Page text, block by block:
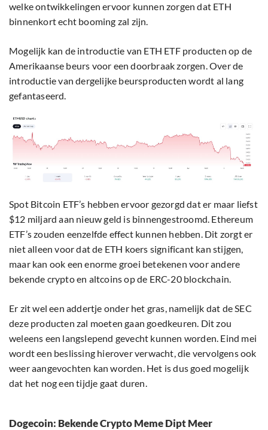
welke ontwikkelingen ervoor kunnen zorgen dat ETH
binnenkort echt booming zal zijn.
Mogelijk kan de introductie van ETH ETF producten op de
Amerikaanse beurs voor een doorbraak zorgen. Over de
introductie van dergelijke beursproducten wordt al lang
gefantaseerd.
Spot Bitcoin ETF’s hebben ervoor gezorgd dat er maar liefst
$12 miljard aan nieuw geld is binnengestroomd. Ethereum
ETF’s zouden eenzelfde effect kunnen hebben. Dit zorgt er
niet alleen voor dat de ETH koers significant kan stijgen,
maar kan ook een enorme groei betekenen voor andere
bekende crypto en altcoins op de ERC-20 blockchain.
Er zit wel een addertje onder het gras, namelijk dat de SEC
deze producten zal moeten gaan goedkeuren. Dit zou
weleens een langslepend gevecht kunnen worden. Eind mei
wordt een beslissing hierover verwacht, die vervolgens ook
weer aangevochten kan worden. Het is dus goed mogelijk
dat het nog een tijdje gaat duren.
Dogecoin: Bekende Crypto Meme Dipt Meer